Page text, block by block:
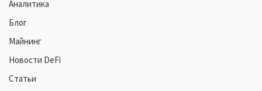
Аналитика
Блог
Майнинг
Новости DeFi
Статьи